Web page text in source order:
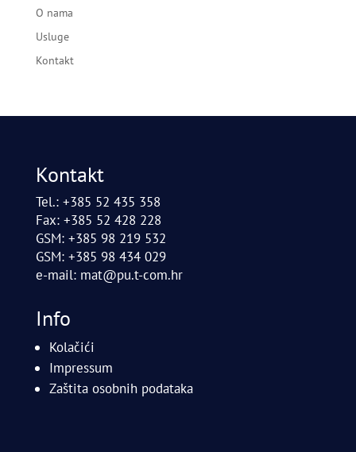
O nama
Usluge
Kontakt
Kontakt
Tel.: +385 52 435 358
Fax: +385 52 428 228
GSM: +385 98 219 532
GSM: +385 98 434 029
e-mail: mat@pu.t-com.hr
Info
Kolačići
Impressum
Zaštita osobnih podataka